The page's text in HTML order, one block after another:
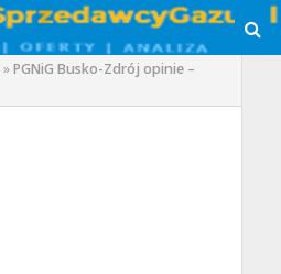
»PGNiG Busko-Zdrój opinie –